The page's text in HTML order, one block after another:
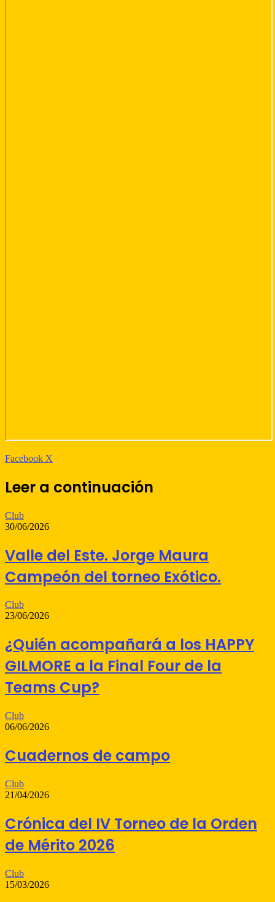
Facebook X
electrónico
Leer a continuación
Club
30/06/2026
Valle del Este. Jorge Maura
Campeón del torneo Exótico.
Club
23/06/2026
¿Quién acompañará a los HAPPY
GILMORE a la Final Four de la
Teams Cup?
Club
06/06/2026
Cuadernos de campo
Club
21/04/2026
Crónica del IV Torneo de la Orden
de Mérito 2026
Club
15/03/2026